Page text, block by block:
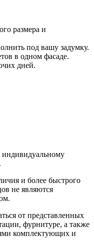
размера и
под вашу задумку.
в одном фасаде.
дней.
индивидуальному
и более быстрого
не являются
от представленных
фурнитуре, а также
комплектующих и